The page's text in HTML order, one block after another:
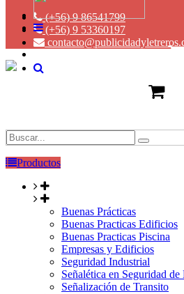
(+56) 9 86541799
(+56) 9 53360197
Productos
Buenas Prácticas
Buenas Practicas Edificios
Buenas Practicas Piscina
Empresas y Edificios
Seguridad Industrial
Señalética en Seguridad
Señalización de Transito